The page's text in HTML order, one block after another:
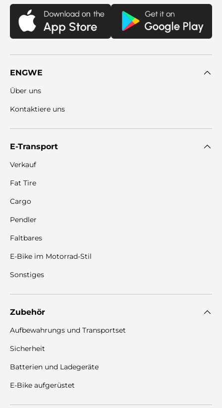
ENGWE
Über uns
Kontaktiere uns
E-Transport
Verkauf
Fat Tire
Cargo
Pendler
Faltbares
E-Bike im Motorrad-Stil
Sonstiges
Zubehör
Aufbewahrungs und Transportset
Sicherheit
Batterien und Ladegeräte
E-Bike aufgerüstet